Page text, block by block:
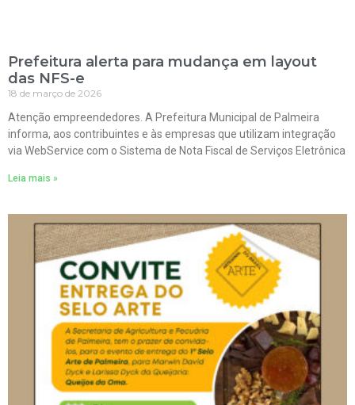
Prefeitura alerta para mudança em layout
das NFS-e
18 de março de 2026
Atenção empreendedores. A Prefeitura Municipal de Palmeira
informa, aos contribuintes e às empresas que utilizam integração
via WebService com o Sistema de Nota Fiscal de Serviços Eletrônica
Leia mais »